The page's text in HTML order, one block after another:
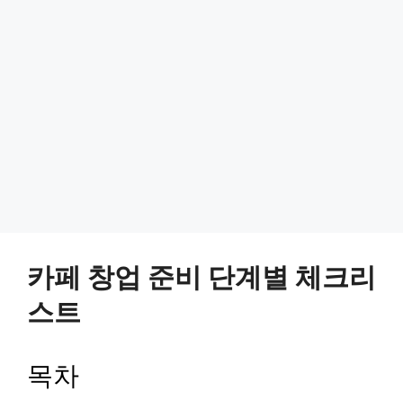
카페 창업 준비 단계별 체크리
스트
목차